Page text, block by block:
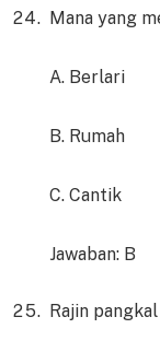
Mana yang
A. Berlari
B. Rumah
C. Cantik
Jawaban: B
Rajin